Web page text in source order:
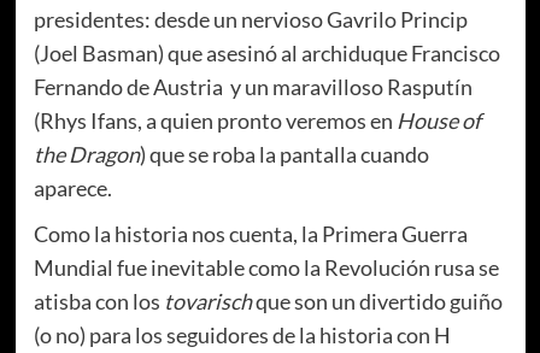
presidentes: desde un nervioso Gavrilo Princip
(Joel Basman) que asesinó al archiduque Francisco
Fernando de Austria y un maravilloso Rasputín
(Rhys Ifans, a quien pronto veremos en House of
the Dragon) que se roba la pantalla cuando
aparece.
Como la historia nos cuenta, la Primera Guerra
Mundial fue inevitable como la Revolución rusa se
atisba con los tovarischque son un divertido guiño
(o no) para los seguidores de la historia con H